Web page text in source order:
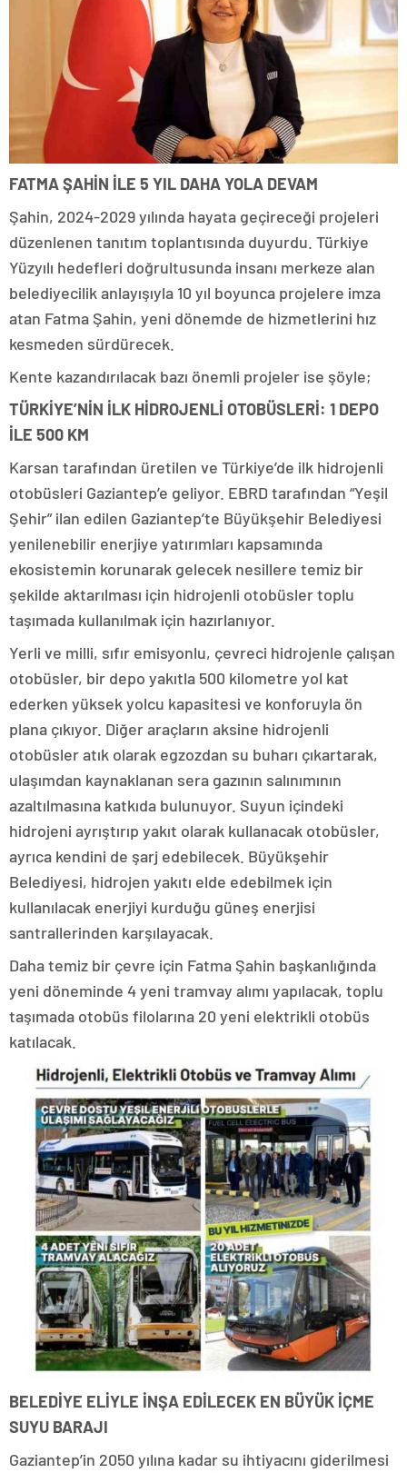
FATMA ŞAHİN İLE 5 YIL DAHA YOLA DEVAM
Şahin, 2024-2029 yılında hayata geçireceği projeleri
düzenlenen tanıtım toplantısında duyurdu. Türkiye
Yüzyılı hedefleri doğrultusunda insanı merkeze alan
belediyecilik anlayışıyla 10 yıl boyunca projelere imza
atan Fatma Şahin, yeni dönemde de hizmetlerini hız
kesmeden sürdürecek.
Kente kazandırılacak bazı önemli projeler ise şöyle;
TÜRKİYE’NİN İLK HİDROJENLİ OTOBÜSLERİ: 1 DEPO
İLE 500 KM
Karsan tarafından üretilen ve Türkiye’de ilk hidrojenli
otobüsleri Gaziantep’e geliyor. EBRD tarafından “Yeşil
Şehir” ilan edilen Gaziantep’te Büyükşehir Belediyesi
yenilenebilir enerjiye yatırımları kapsamında
ekosistemin korunarak gelecek nesillere temiz bir
şekilde aktarılması için hidrojenli otobüsler toplu
taşımada kullanılmak için hazırlanıyor.
Yerli ve milli, sıfır emisyonlu, çevreci hidrojenle çalışan
otobüsler, bir depo yakıtla 500 kilometre yol kat
ederken yüksek yolcu kapasitesi ve konforuyla ön
plana çıkıyor. Diğer araçların aksine hidrojenli
otobüsler atık olarak egzozdan su buharı çıkartarak,
ulaşımdan kaynaklanan sera gazının salınımının
azaltılmasına katkıda bulunuyor. Suyun içindeki
hidrojeni ayrıştırıp yakıt olarak kullanacak otobüsler,
ayrıca kendini de şarj edebilecek. Büyükşehir
Belediyesi, hidrojen yakıtı elde edebilmek için
kullanılacak enerjiyi kurduğu güneş enerjisi
santrallerinden karşılayacak.
Daha temiz bir çevre için Fatma Şahin başkanlığında
yeni döneminde 4 yeni tramvay alımı yapılacak, toplu
taşımada otobüs filolarına 20 yeni elektrikli otobüs
katılacak.
BELEDİYE ELİYLE İNŞA EDİLECEK EN BÜYÜK İÇME
SUYU BARAJI
Gaziantep’in 2050 yılına kadar su ihtiyacını giderilmesi